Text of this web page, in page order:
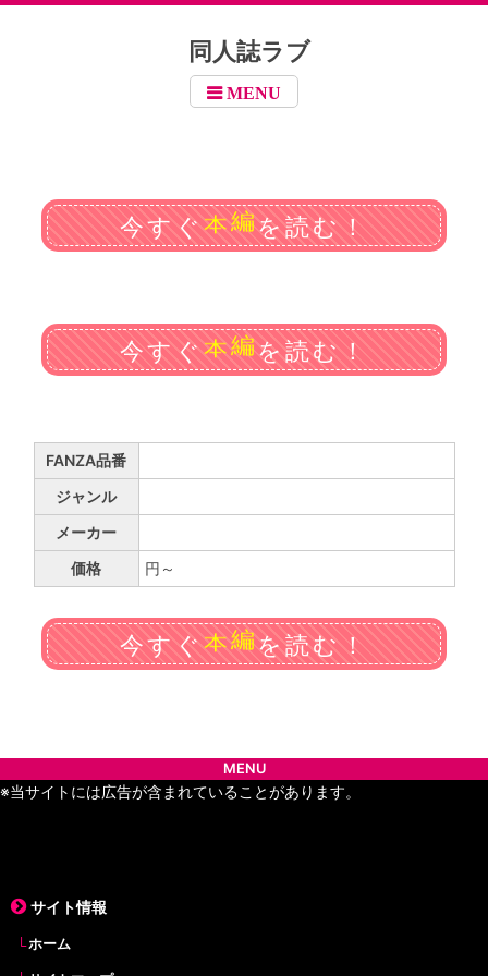
同人誌ラブ
MENU
今すぐ本編を読む！
今すぐ本編を読む！
FANZA品番
ジャンル
メーカー
価格
円～
今すぐ本編を読む！
MENU
※当サイトには広告が含まれていることがあります。
サイト情報
ホーム